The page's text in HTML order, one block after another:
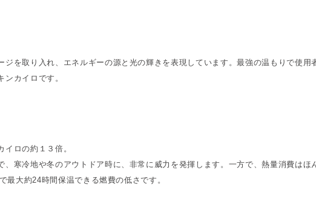
ジを取り入れ、エネルギーの源と光の輝きを表現しています。最強の温もりで使用
ンカイロです。
ロの約１３倍。
、寒冷地や冬のアウトドア時に、非常に威力を発揮します。一方で、熱量消費はほ
最大約24時間保温できる燃費の低さです。